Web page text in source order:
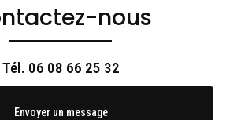
nous
Tél. 06 08 66 25 32
Envoyer un message